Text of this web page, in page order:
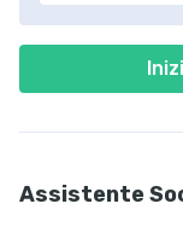
Assistente